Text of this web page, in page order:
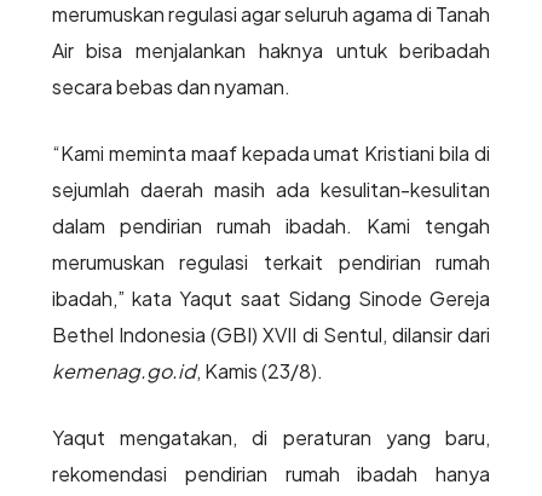
merumuskan regulasi agar seluruh agama di Tanah
Air bisa menjalankan haknya untuk beribadah
secara bebas dan nyaman.
“Kami meminta maaf kepada umat Kristiani bila di
sejumlah daerah masih ada kesulitan-kesulitan
dalam pendirian rumah ibadah. Kami tengah
merumuskan regulasi terkait pendirian rumah
ibadah,” kata Yaqut saat Sidang Sinode Gereja
Bethel Indonesia (GBI) XVII di Sentul, dilansir dari
kemenag.go.id, Kamis (23/8).
Yaqut mengatakan, di peraturan yang baru,
rekomendasi pendirian rumah ibadah hanya